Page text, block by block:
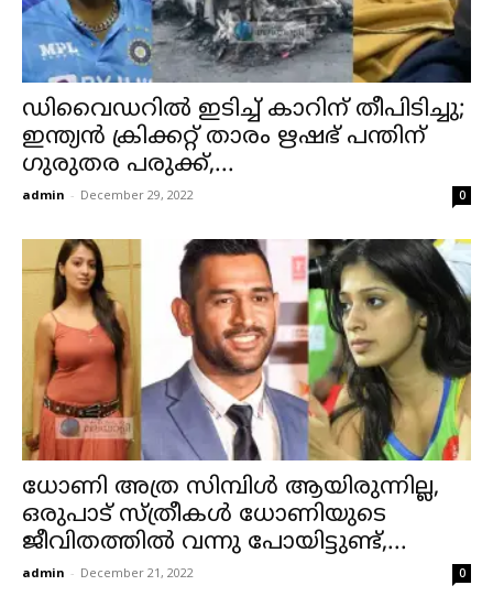
ഡിവൈഡറിൽ ഇടിച്ച് കാറിന് തീപിടിച്ചു;
ഇന്ത്യൻ ക്രിക്കറ്റ് താരം ഋഷഭ് പന്തിന്
ഗുരുതര പരുക്ക്,...
admin - December 29, 2022 0
ധോണി അത്ര സിമ്പിൾ ആയിരുന്നില്ല,
ഒരുപാട് സ്ത്രീകൾ ധോണിയുടെ
ജീവിതത്തിൽ വന്നു പോയിട്ടുണ്ട്,...
admin - December 21, 2022 0